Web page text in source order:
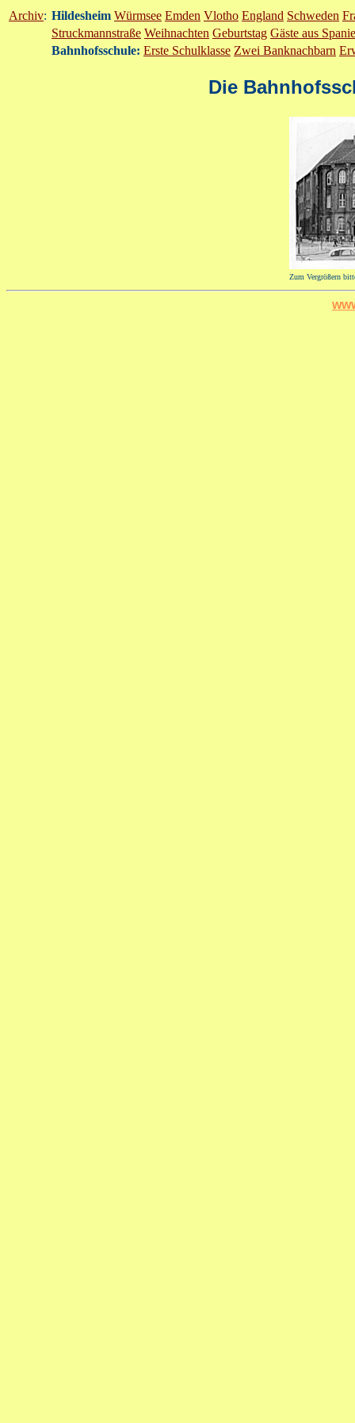
Archiv: Hildesheim Würmsee Emden Vlotho England Schweden
Struckmannstraße Weihnachten Geburtstag Gäste aus
Bahnhofsschule: Erste Schulklasse Zwei Banknachbarn
Die
Zum Vergrößern